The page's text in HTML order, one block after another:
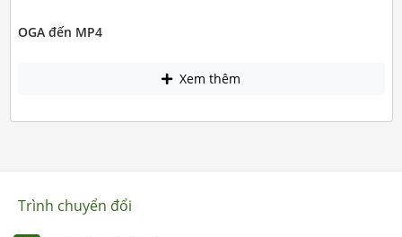
OGA đến MP4
Xem thêm
Trình chuyển đổi